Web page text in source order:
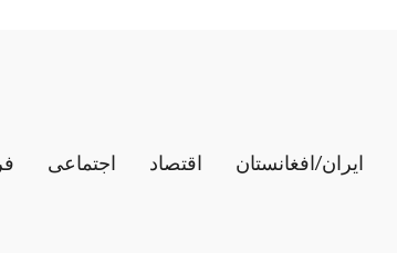
ایران/افغانستان اقتصاد اجتماعی